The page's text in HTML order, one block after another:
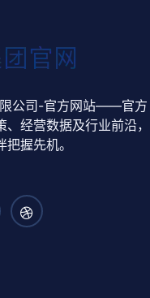
限公司-官方网站——官方
、经营数据及行业前沿，
握先机。